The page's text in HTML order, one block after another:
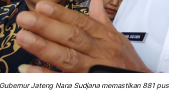
Jateng Nana Sudjana memastikan 881